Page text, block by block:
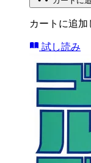
カートに追加
試し読み